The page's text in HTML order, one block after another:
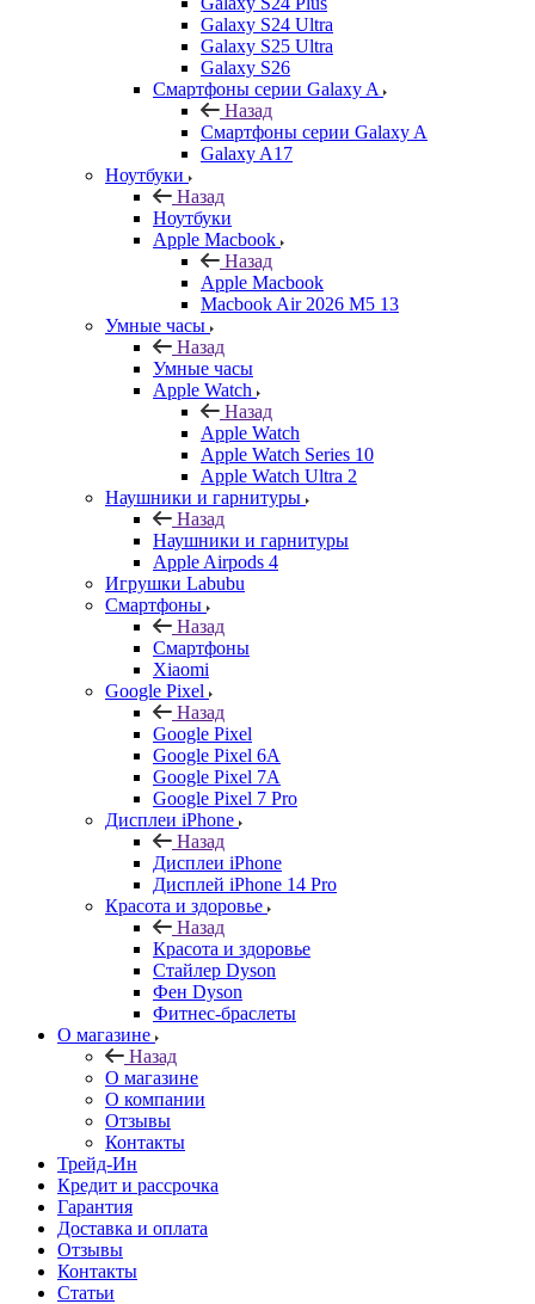
Galaxy S24 Ultra
Galaxy S25 Ultra
Galaxy S26
Смартфоны серии Galaxy A
Назад
Смартфоны серии Galaxy A
Galaxy A17
Ноутбуки
Назад
Ноутбуки
Apple Macbook
Назад
Apple Macbook
Macbook Air 2026 M5 13
Умные часы
Назад
Умные часы
Apple Watch
Назад
Apple Watch
Apple Watch Series 10
Apple Watch Ultra 2
Наушники и гарнитуры
Назад
Наушники и гарнитуры
Apple Airpods 4
Игрушки Labubu
Смартфоны
Назад
Смартфоны
Xiaomi
Google Pixel
Назад
Google Pixel
Google Pixel 6A
Google Pixel 7А
Google Pixel 7 Pro
Дисплеи iPhone
Назад
Дисплеи iPhone
Дисплей iPhone 14 Pro
Красота и здоровье
Назад
Красота и здоровье
Стайлер Dyson
Фен Dyson
Фитнес-браслеты
О магазине
Назад
О магазине
О компании
Отзывы
Контакты
Трейд-Ин
Кредит и рассрочка
Гарантия
Доставка и оплата
Отзывы
Контакты
Статьи